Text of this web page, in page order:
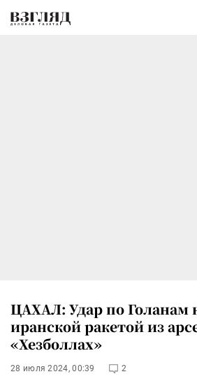
ЦАХАЛ: Удар по Голанам
иранской ракетой из
«Хезболлах»
28 июля 2024, 00:39 2